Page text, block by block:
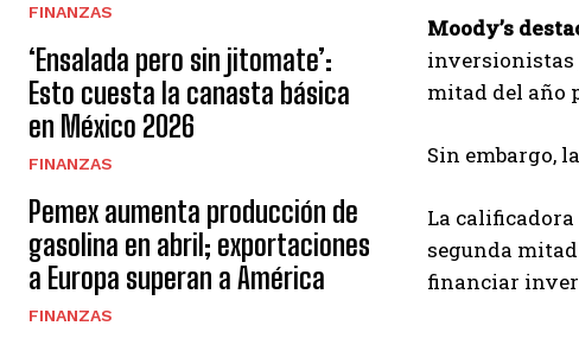
FINANZAS
‘Ensalada pero sin jitomate’:
Esto cuesta la canasta básica
en México 2026
FINANZAS
Pemex aumenta producción de
gasolina en abril; exportaciones
a Europa superan a América
FINANZAS
Moody’s
inversionistas
mitad del año
Sin embargo,
La
segunda
financiar